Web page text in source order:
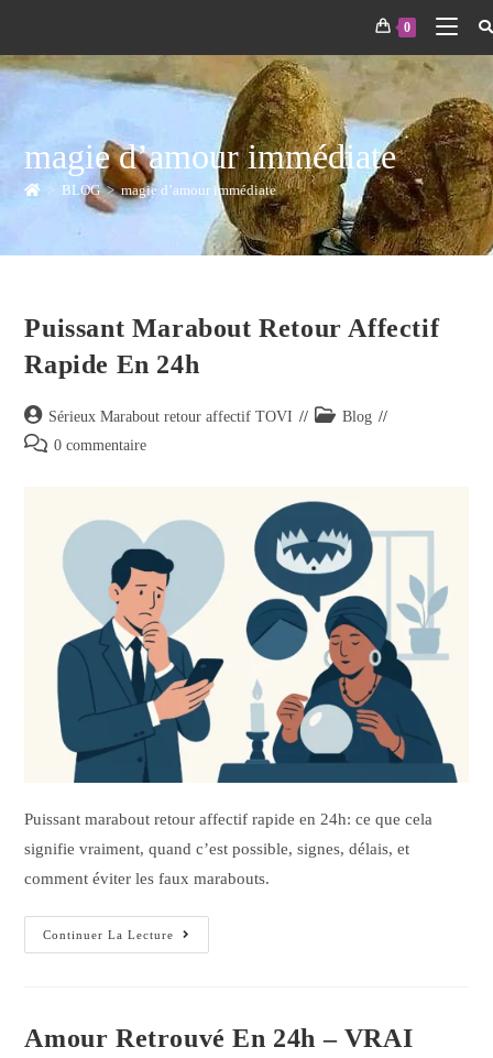
0
magie d’amour immédiate
> BLOG > magie d’amour immédiate
Puissant Marabout Retour Affectif
Rapide En 24h
Sérieux Marabout retour affectif TOVI
Blog
0 commentaire
Puissant marabout retour affectif rapide en 24h: ce que cela
signifie vraiment, quand c’est possible, signes, délais, et
comment éviter les faux marabouts.
Continuer La Lecture
Amour Retrouvé En 24h – VRAI